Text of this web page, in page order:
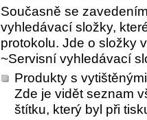
Současně se
vyhledávací složky,
protokolu. Jde o složky
~Servisní vyhledávací
Produkty s
Zde je vidět seznam
štítku, který byl při